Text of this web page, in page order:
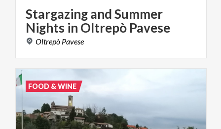
StargazingandSummer
Nights in Oltrepò Pavese
Oltrepò Pavese
FOOD & WINE